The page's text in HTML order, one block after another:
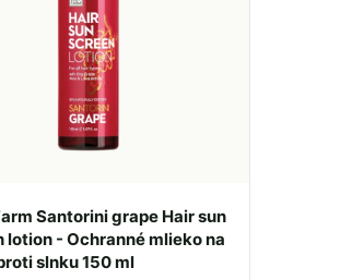
Santorini grape Hair sun
lotion - Ochranné mlieko na
slnku 150 ml